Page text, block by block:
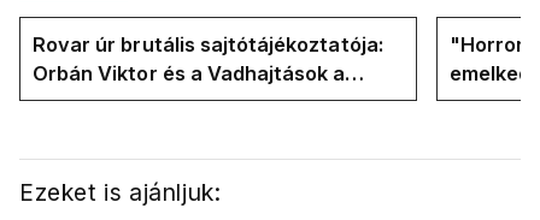
Rovar úr brutális sajtótájékoztatója:
Orbán Viktor és a Vadhajtások a
felelős a kialakult helyzetért
"Horror
oldalán
Ezeket is ajánljuk: